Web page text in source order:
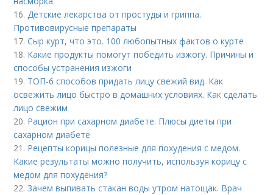
16.Детские лекарства от простуды и гриппа.
Противовирусные препараты
17.Сыр курт, что это. 100 любопытных фактов о курте
18. Какие продукты помогут победить изжогу. Причины и
способы устранения изжоги
19. ТОП-6 способов придать лицу свежий вид. Как
освежить лицо быстро в домашних условиях. Как сделать
лицо свежим
20. Рацион при сахарном диабете. Плюсы диеты при
сахарном диабете
21. Рецепты корицы полезные для похудения с медом.
Какие результаты можно получить, используя корицу с
медом для похудения?
22.Зачем выпивать стакан воды утром натощак. Врач